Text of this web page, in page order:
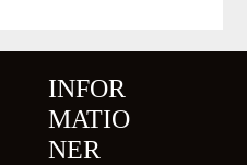
INFOR
MATIO
NER